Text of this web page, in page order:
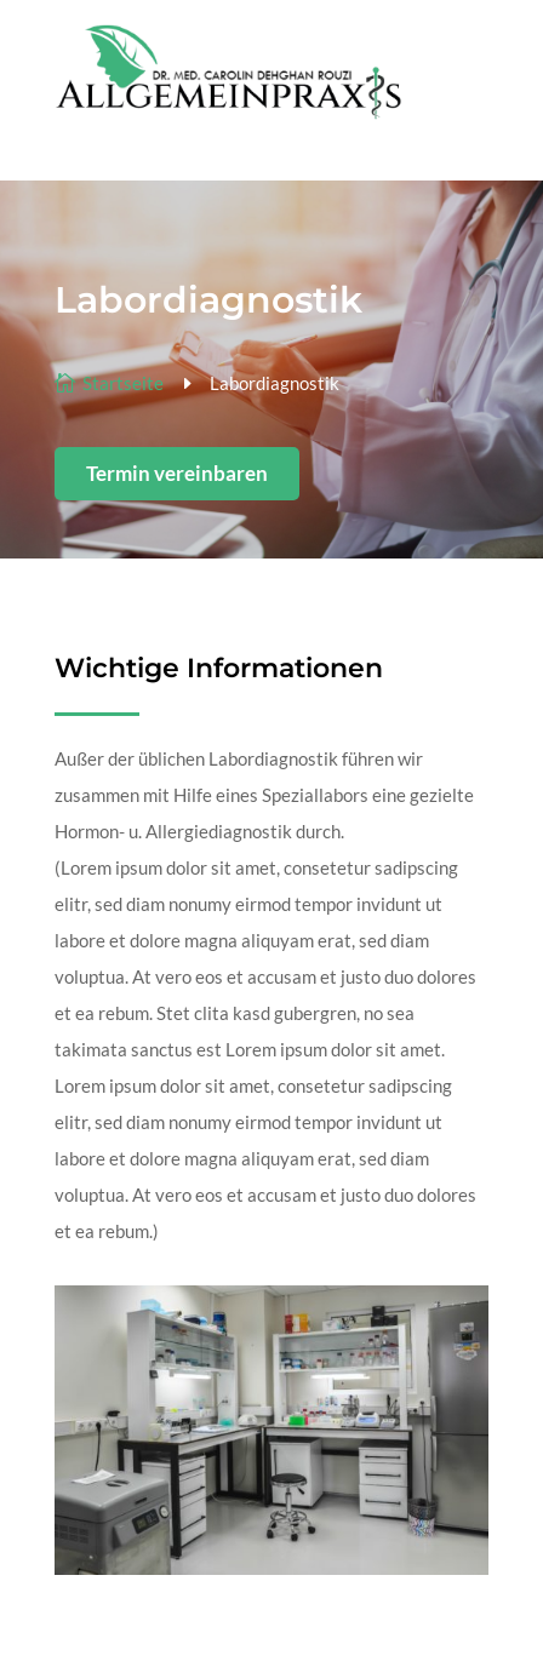
Labordiagnostik
 Startseite E Labordiagnostik
Termin vereinbaren
Wichtige Informationen
Außer der üblichen Labordiagnostik führen wir
zusammen mit Hilfe eines Speziallabors eine gezielte
Hormon- u. Allergiediagnostik durch.
(Lorem ipsum dolor sit amet, consetetur sadipscing
elitr, sed diam nonumy eirmod tempor invidunt ut
labore et dolore magna aliquyam erat, sed diam
voluptua. At vero eos et accusam et justo duo dolores
et ea rebum. Stet clita kasd gubergren, no sea
takimata sanctus est Lorem ipsum dolor sit amet.
Lorem ipsum dolor sit amet, consetetur sadipscing
elitr, sed diam nonumy eirmod tempor invidunt ut
labore et dolore magna aliquyam erat, sed diam
voluptua. At vero eos et accusam et justo duo dolores
et ea rebum.)